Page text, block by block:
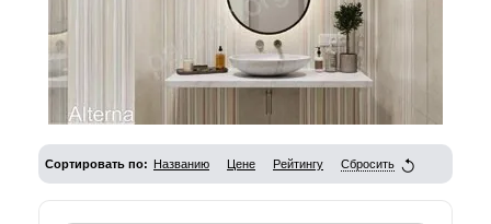
Сортировать по: Названию Цене Рейтингу Сбросить